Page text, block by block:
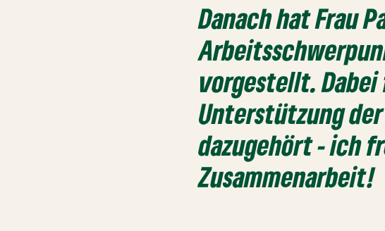
Danach hat Frau
vorgestellt. Dabei
Unterstützung
dazugehört - ich
Zusammenarbeit!